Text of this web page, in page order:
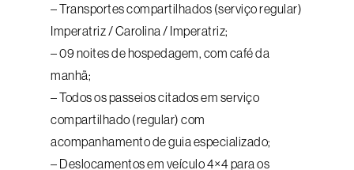
– Transportes compartilhados (serviço regular)
Imperatriz / Carolina / Imperatriz;
– 09 noites de hospedagem, com café da
manhã;
– Todos os passeios citados em serviço
compartilhado (regular) com
acompanhamento de guia especializado;
– Deslocamentos em veículo 4×4 para os